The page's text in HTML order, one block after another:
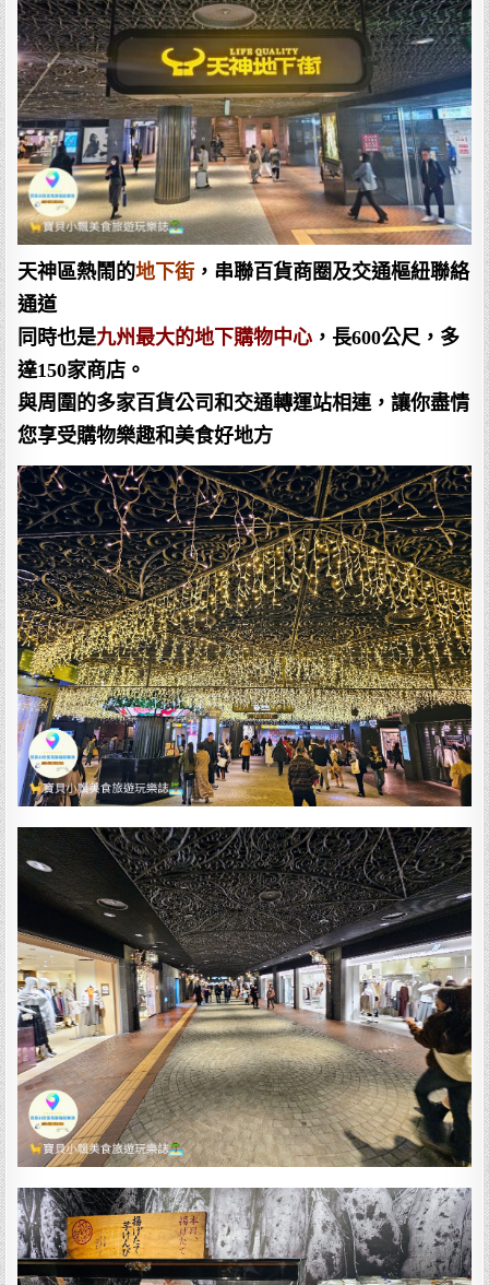
天神區熱鬧的地下街 ，串聯百貨商圈及交通樞紐聯絡
通道
同時也是九州最大的地下購物中心 ，長600公尺，多
達150家商店。
與周圍的多家百貨公司和交通轉運站相連，讓你盡情
您享受購物樂趣和美食好地方